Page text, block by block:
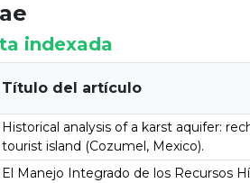
indexada
Título del artículo
Historical analysis of a karst aquifer:
tourist island (Cozumel, Mexico).
El Manejo Integrado de los Recursos